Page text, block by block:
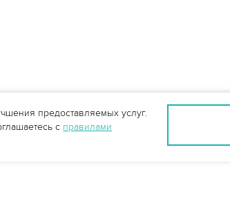
предоставляемых услуг.
с правилами